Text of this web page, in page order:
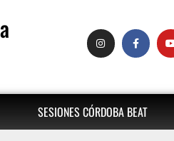
SESIONES CÓRDOBA BEAT